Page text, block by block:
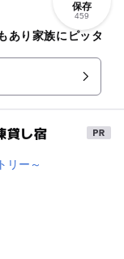
保存
459
あり家族にピッタ
貸し宿